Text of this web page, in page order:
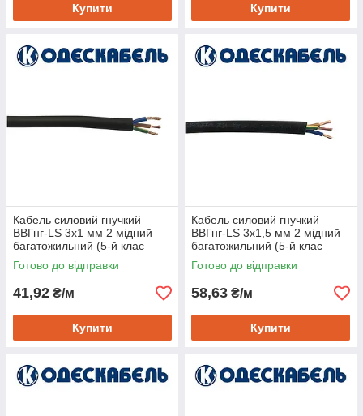
Купити Купити
Кабель силовий гнучкий
ВВГнг-LS 3х1 мм 2 мідний
багатожильний (5-й клас
гнучкості), Одескабель
Готово до відправки
41,92 ₴/м
Купити
Кабель силовий гнучкий
ВВГнг-LS 3х1,5 мм 2 мідний
багатожильний (5-й клас
гнучкості), Одескабель
Готово до відправки
58,63 ₴/м
Купити